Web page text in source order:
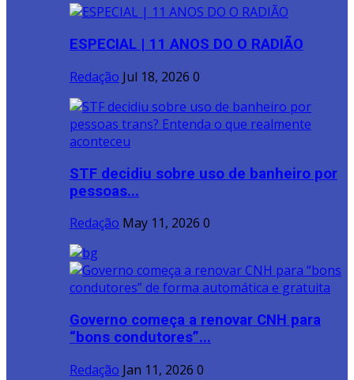
ESPECIAL | 11 ANOS DO O RADIÃO
Redação Jul 18, 2026 0
STF decidiu sobre uso de banheiro por
pessoas...
Redação May 11, 2026 0
Governo começa a renovar CNH para
“bons condutores”...
Redação Jan 11, 2026 0